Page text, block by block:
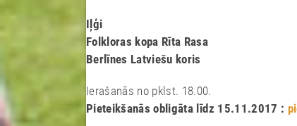
Iļģi
Folkloras kopa Rīta Rasa
Berlīnes Latviešu koris
Ierašanās no pklst. 18.00.
Pieteikšanāsobligāta līdz 15.11.2017 :